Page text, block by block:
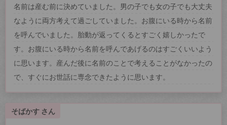
名前は産む前に決めていました。男の子でも女の子でも大丈夫
なように両方考えて過ごしていました。お腹にいる時から名前
を呼んでいました。胎動が返ってくるとすごく嬉しかったで
す。お腹にいる時から名前を呼んであげるのはすごくいいよう
に思います。産んだ後に名前のことで考えることがなかったの
で、すぐにお世話に専念できたように思います。
そばかす さん